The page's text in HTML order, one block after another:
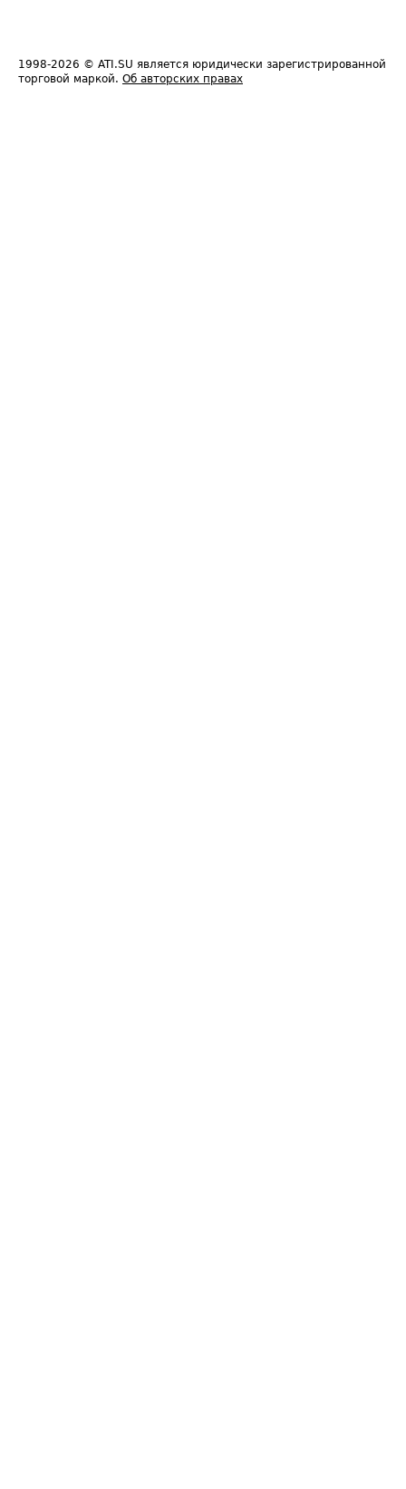
1998-2026 © ATI.SU является юридически зарегистрированной
торговой маркой. Об авторских правах